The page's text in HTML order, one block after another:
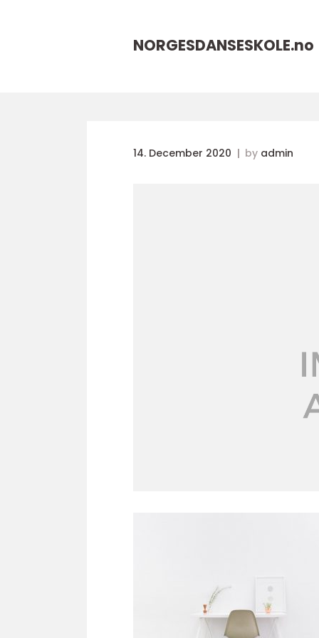
NORGESDANSESKOLE.no
14. December 2020 by admin